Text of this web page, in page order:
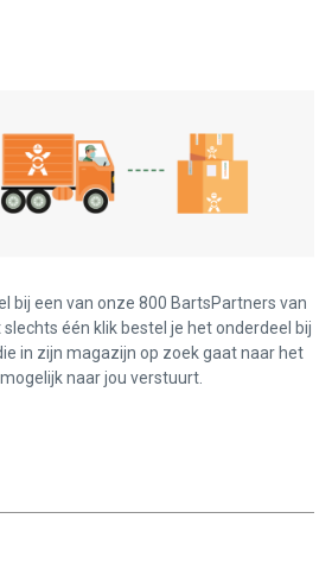
bij een van onze 800 BartsPartners van
één klik bestel je het onderdeel bij
in zijn magazijn op zoek gaat naar het
naar jou verstuurt.